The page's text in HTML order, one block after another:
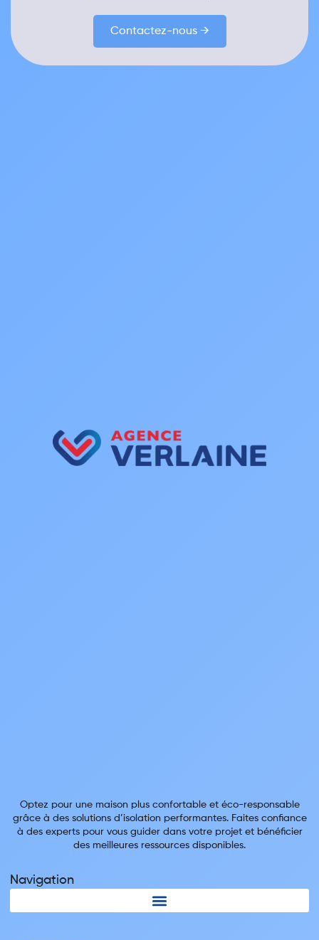
Contactez-nous →
Optez pour une maison plus confortable et éco-responsable
grâce à des solutions d’isolation performantes. Faites confiance
à des experts pour vous guider dans votre projet et bénéficier
des meilleures ressources disponibles.
Navigation